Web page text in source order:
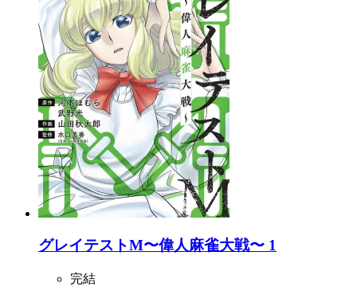
グレイテストM〜偉人麻雀大戦〜 1
完結